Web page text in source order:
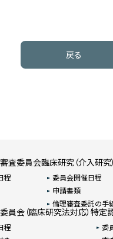
戻る
査委員会
程
臨床研究（介入研
委員会開催日程
申請書類
倫理審査委託の手
員会（臨床研究法対応）
程
特定
委